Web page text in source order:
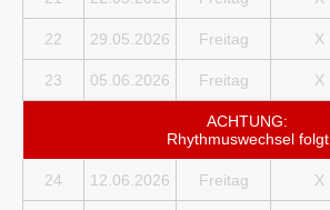
22 29.05.2026 Freitag X
23 05.06.2026 Freitag X
ACHTUNG:
Rhythmuswechsel folgt
24 12.06.2026 Freitag X